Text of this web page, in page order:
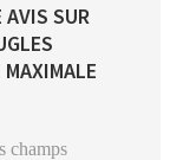
AVIS SUR
champs